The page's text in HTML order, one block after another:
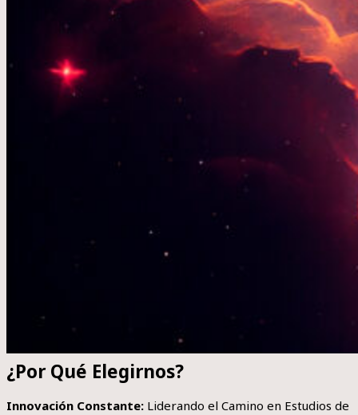
¿Por Qué Elegirnos?
Innovación Constante: Liderando el Camino en Estudios de